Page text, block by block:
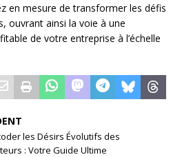
en mesure de transformer les défis
ouvrant ainsi la voie à une
de votre entreprise à l’échelle
les Désirs Évolutifs des
: Votre Guide Ultime